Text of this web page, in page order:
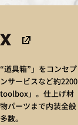
道具箱”」をコンセプ
サービスなど約2200
」。仕上げ材
パーツまで内装全般
数。